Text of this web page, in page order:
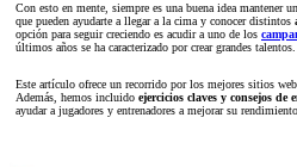
Con esto en mente, siempre es una buena idea mantener
que pueden ayudarte a llegar a la cima y conocer distintos
opción para seguir creciendo es acudir a uno de los
últimos años se ha caracterizado por crear grandes talentos.
Este artículo ofrece un recorrido por los mejores sitios
Además, hemos incluido ejercicios claves y consejos de
ayudar a jugadores y entrenadores a mejorar su